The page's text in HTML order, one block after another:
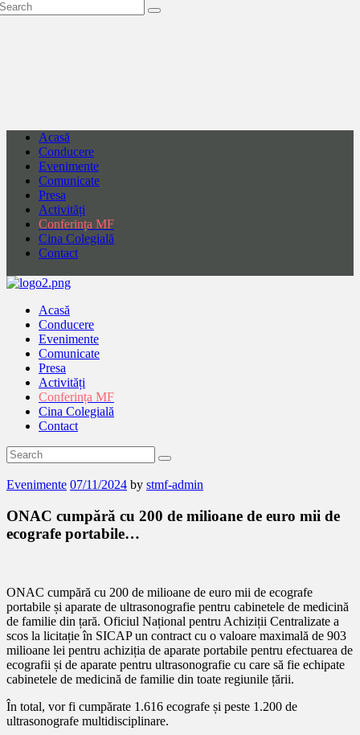
Acasă
Conducere
Evenimente
Comunicate
Presa
Activități
Conferința MF
Cina Colegială
Contact
Acasă
Conducere
Evenimente
Comunicate
Presa
Activități
Conferința MF
Cina Colegială
Contact
Evenimente 07/11/2024 by stmf-admin
ONAC cumpără cu 200 de milioane de euro mii de
ecografe portabile…
ONAC cumpără cu 200 de milioane de euro mii de ecografe
portabile și aparate de ultrasonografie pentru cabinetele de medicină
de familie din țară. Oficiul Național pentru Achiziții Centralizate a
scos la licitație în SICAP un contract cu o valoare maximală de 903
milioane lei pentru achiziția de aparate portabile pentru efectuarea de
ecografii și de aparate pentru ultrasonografie cu care să fie echipate
cabinetele de medicină de familie din toate regiunile țării.
În total, vor fi cumpărate 1.616 ecografe și peste 1.200 de
ultrasonografe multidisciplinare.